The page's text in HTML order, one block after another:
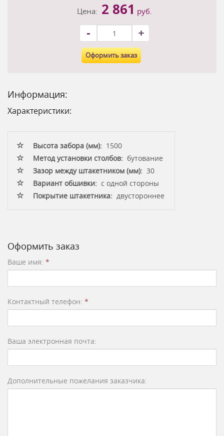
Цена: 2 861 руб.
- +
Оформить заказ
Информация:
Характеристики:
Высота забора (мм): 1500
Метод установки столбов: бутование
Зазор между штакетником (мм): 30
Вариант обшивки: с одной стороны
Покрытие штакетника: двустороннее
Оформить заказ
Ваше имя: *
Контактный телефон: *
Ваша электронная почта:
Дополнительные пожелания заказчика: